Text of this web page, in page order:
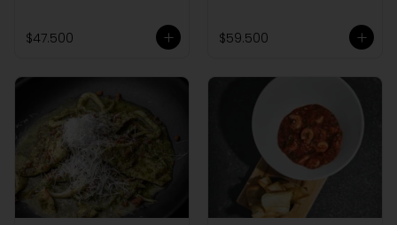
$47.500 $59.500